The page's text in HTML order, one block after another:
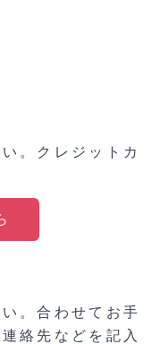
。クレジットカ
。合わせてお手
絡先などを記入